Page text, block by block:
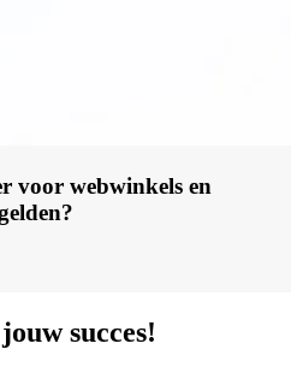
voor webwinkels en
succes!